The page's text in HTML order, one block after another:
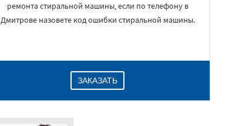
ремонта стиральной машины, если по телефону в
Дмитрове назовете код ошибки стиральной машины.
ЗАКАЗАТЬ